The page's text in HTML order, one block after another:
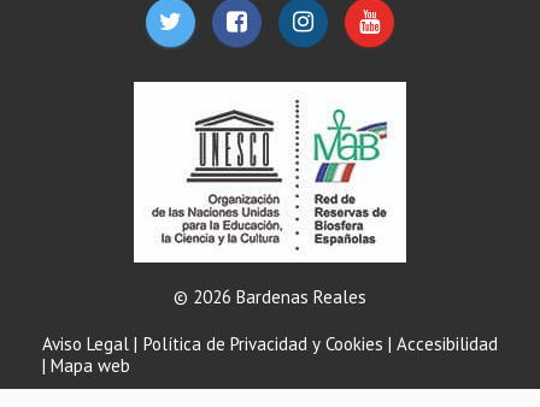
© 2026 Bardenas Reales
Aviso Legal | Política de Privacidad y Cookies | Accesibilidad
| Mapa web